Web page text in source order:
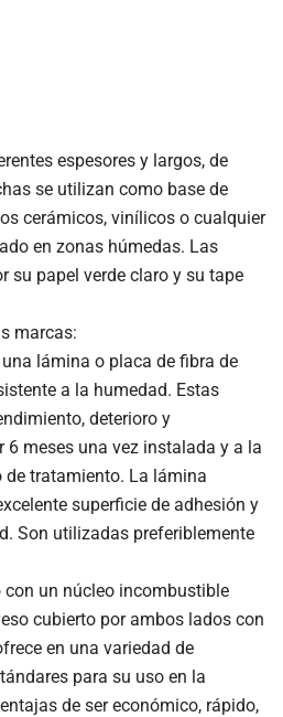
espesores y largos, de
se utilizan como base de
cerámicos, vinílicos o cualquier
en zonas húmedas. Las
su papel verde claro y su tape
marcas:
lámina o placa de fibra de
a la humedad. Estas
deterioro y
meses una vez instalada y a la
tratamiento. La lámina
superficie de adhesión y
Son utilizadas preferiblemente
con un núcleo incombustible
cubierto por ambos lados con
en una variedad de
para su uso en la
de ser económico, rápido,